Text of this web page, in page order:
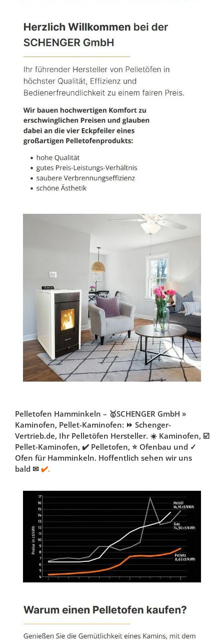
Pelletofen Hamminkeln – 🥇SCHENGER GmbH »
Kaminofen, Pellet-Kaminofen: ⏩ Schenger-
Vertrieb.de, Ihr Pelletöfen Hersteller. ☀️ Kaminofen, ☑️
Pellet-Kaminofen, ✔️ Pelletofen, ⭐ Ofenbau und ✓
Ofen für Hamminkeln. Hoffentlich sehen wir uns
bald ✉ ✔️.